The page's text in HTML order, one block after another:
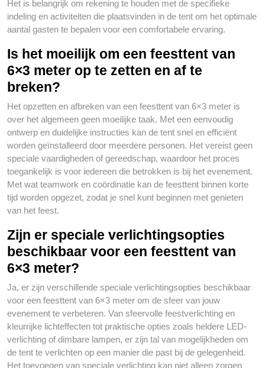
Het is belangrijk om rekening te houden met de specifieke
indeling en activiteiten die plaatsvinden in de tent om het optimale
aantal gasten te bepalen voor een comfortabele ervaring.
Is het moeilijk om een feesttent van
6×3 meter op te zetten en af te
breken?
Het opzetten en afbreken van een feesttent van 6×3 meter is
over het algemeen geen moeilijke taak. Met een eenvoudig
ontwerp en duidelijke instructies kan de tent snel en efficiënt
worden geïnstalleerd door meerdere personen. Het vereist geen
speciale vaardigheden of gereedschap, waardoor het proces
toegankelijk is voor iedereen die betrokken is bij het evenement.
Met wat teamwork en coördinatie kan de feesttent binnen korte
tijd worden opgezet, zodat je snel kunt beginnen met genieten
van het feest.
Zijn er speciale verlichtingsopties
beschikbaar voor een feesttent van
6×3 meter?
Ja, er zijn verschillende speciale verlichtingsopties beschikbaar
voor een feesttent van 6×3 meter om de sfeer van jouw
evenement te verbeteren. Van sfeervolle feestverlichting en
kleurrijke lichteffecten tot praktische opties zoals heldere LED-
verlichting of dimbare lampen, er zijn tal van mogelijkheden om
de tent te verlichten op een manier die past bij de gelegenheid.
Het toevoegen van speciale verlichting kan niet alleen zorgen